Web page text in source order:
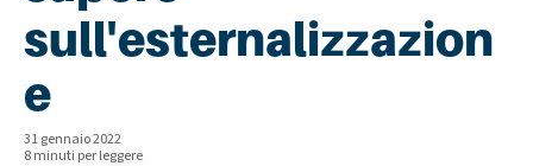
sull'esternalizzazion
e
31 gennaio 2022
8 minuti per leggere